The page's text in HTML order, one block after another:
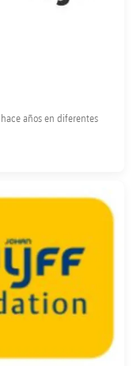
años en diferentes